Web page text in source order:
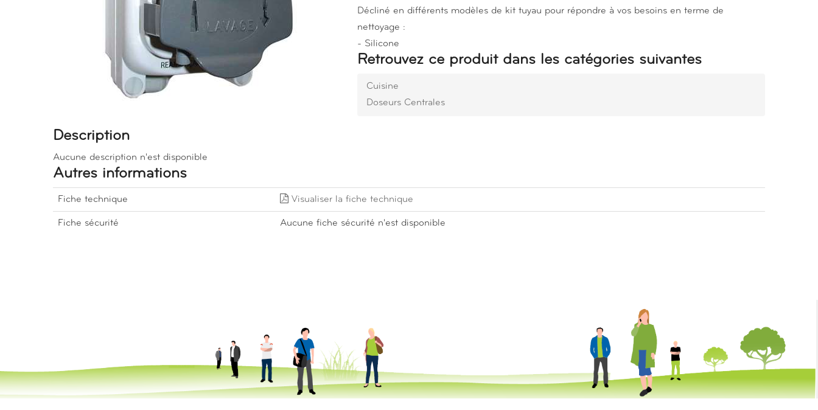
Décliné en différents modèles de kit tuyau pour répondre à vos besoins en terme de
nettoyage :
- Silicone
Retrouvez ce produit dans les catégories suivantes
Cuisine
Doseurs Centrales
Description
Aucune description n'est disponible
Autres informations
Fiche technique Visualiser la fiche technique
Fiche sécurité Aucune fiche sécurité n'est disponible